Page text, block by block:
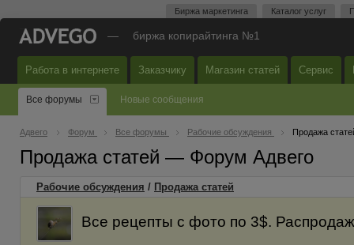
Биржа маркетинга Каталог услуг
— биржа копирайтинга №1
Работа в интернете Заказчику Магазин статей Сервис
Все форумы Новые сообщения
Адвего Форум Все форумы Рабочие обсуждения Продажа
Продажа статей — Форум Адвего
Рабочие обсуждения / Продажа статей
Все рецепты с фото по 3$.